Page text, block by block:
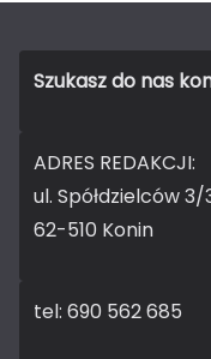
Szukasz do nas
ADRES REDAKCJI:
ul. Spółdzielców 3/
62-510 Konin
tel: 690 562 685